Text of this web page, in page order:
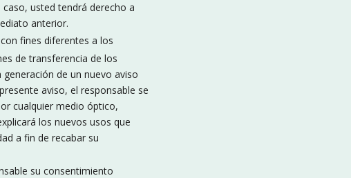
usted tendrá derecho a
anterior.
fines diferentes a los
de transferencia de los
de un nuevo aviso
aviso, el responsable se
cualquier medio óptico,
los nuevos usos que
a fin de recabar su
su consentimiento